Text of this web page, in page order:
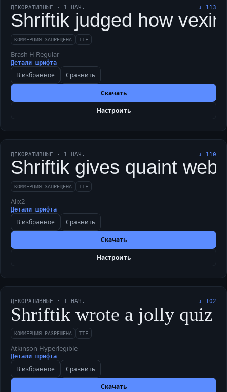
ДЕКОРАТИВНЫЕ · 1 НАЧ. ↓ 113
Shriftik judged how
КОММЕРЦИЯ ЗАПРЕЩЕНА TTF
Brash H Regular
Детали шрифта
В избранное Сравнить
Скачать
Настроить
ДЕКОРАТИВНЫЕ · 1 НАЧ. ↓ 110
Shriftik gives quaint web
КОММЕРЦИЯ ЗАПРЕЩЕНА TTF
Alix2
Детали шрифта
В избранное Сравнить
Скачать
Настроить
ДЕКОРАТИВНЫЕ · 1 НАЧ. ↓ 102
Shriftik wrote a jolly quiz
КОММЕРЦИЯ РАЗРЕШЕНА TTF
Atkinson Hyperlegible
Детали шрифта
В избранное Сравнить
Скачать